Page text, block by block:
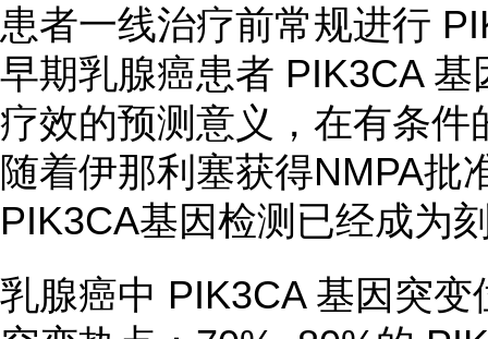
患者一线治疗前常规进行
早期乳腺癌患者 PIK3CA
疗效的预测意义，在有条
随着伊那利塞获得NMPA批
PIK3CA基因检测已经成为
乳腺癌中 PIK3CA 基因突